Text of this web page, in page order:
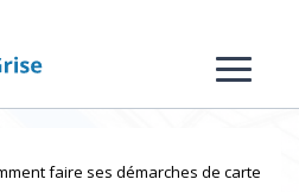
faire ses démarches de carte